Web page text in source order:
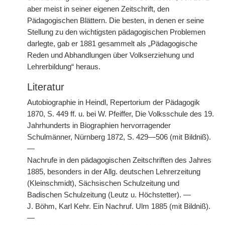
aber meist in seiner eigenen Zeitschrift, den
Pädagogischen Blättern. Die besten, in denen er seine
Stellung zu den wichtigsten pädagogischen Problemen
darlegte, gab er 1881 gesammelt als „Pädagogische
Reden und Abhandlungen über Volkserziehung und
Lehrerbildung“ heraus.
Literatur
Autobiographie in Heindl, Repertorium der Pädagogik
1870, S. 449 ff. u. bei W. Pfeiffer, Die Volksschule des 19.
Jahrhunderts in Biographien hervorragender
Schulmänner, Nürnberg 1872, S. 429—506 (mit Bildniß).
—
Nachrufe in den pädagogischen Zeitschriften des Jahres
1885, besonders in der Allg. deutschen Lehrerzeitung
(Kleinschmidt), Sächsischen Schulzeitung und
Badischen Schulzeitung (Leutz u. Höchstetter). —
J. Böhm, Karl Kehr. Ein Nachruf. Ulm 1885 (mit Bildniß).
—